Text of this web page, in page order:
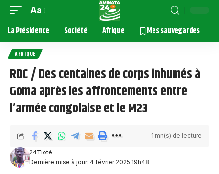
Aa
La Présidence Société Afrique Mes sauvegardes
AFRIQUE
RDC / Des centaines de corps inhumés à
Goma après les affrontements entre
l’armée congolaise et le M23
Dernière mise à jour: 4 février 2025 19h48
24Tioté
1 mn(s) de lecture